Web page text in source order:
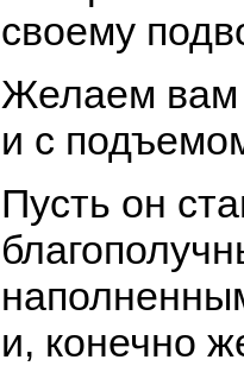
своему
Желаем вам
и с
Пусть он
и, конечно